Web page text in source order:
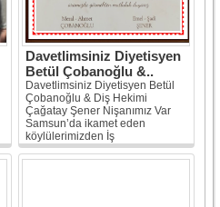
Davetlimsiniz Diyetisyen
Betül Çobanoğlu &..
Davetlimsiniz Diyetisyen Betül
Çobanoğlu & Diş Hekimi
Çağatay Şener Nişanımız Var
Samsun’da ikamet eden
köylülerimizden İş
insan...[Devamı]